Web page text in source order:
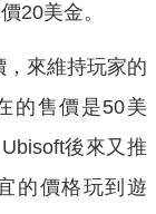
20美金。
來維持玩家的
的售價是50美
後來又推
的價格玩到遊